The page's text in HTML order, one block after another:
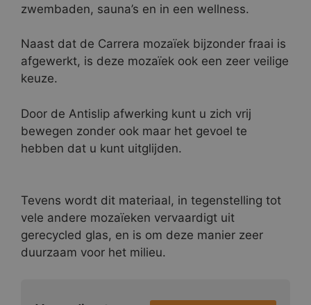
zwembaden, sauna’s en in een wellness.
Naast dat de Carrera mozaïek bijzonder fraai is
afgewerkt, is deze mozaïek ook een zeer veilige
keuze.
Door de Antislip afwerking kunt u zich vrij
bewegen zonder ook maar het gevoel te
hebben dat u kunt uitglijden.
Tevens wordt dit materiaal, in tegenstelling tot
vele andere mozaïeken vervaardigt uit
gerecycled glas, en is om deze manier zeer
duurzaam voor het milieu.